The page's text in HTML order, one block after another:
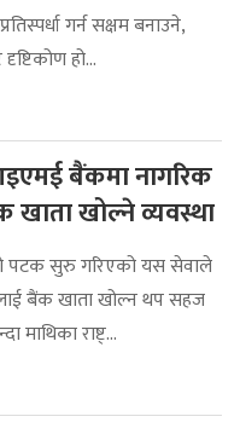
गर्न सक्षम बनाउने,
हो...
बैंकमा नागरिक
खाता खोल्ने व्यवस्था
पटक सुरु गरिएको यस सेवाले
बैंक खाता खोल्न थप सहज
माथिका राष्ट्...